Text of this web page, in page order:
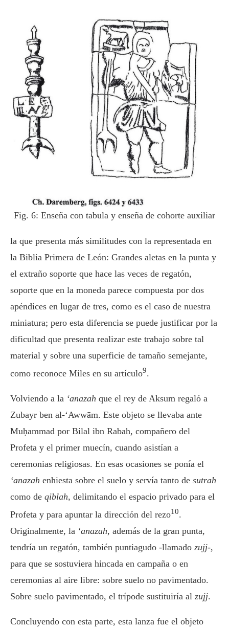
Fig. 6: Enseña con tabula y enseña de cohorte auxiliar
la que presenta más similitudes con la representada en
la Biblia Primera de León: Grandes aletas en la punta y
el extraño soporte que hace las veces de regatón,
soporte que en la moneda parece compuesta por dos
apéndices en lugar de tres, como es el caso de nuestra
miniatura; pero esta diferencia se puede justificar por la
dificultad que presenta realizar este trabajo sobre tal
material y sobre una superficie de tamaño semejante,
como reconoce Miles en su artículo9.
Volviendo a la ‘anazah que el rey de Aksum regaló a
Zubayr ben al-‘Awwām. Este objeto se llevaba ante
Muḥammad por Bilal ibn Rabah, compañero del
Profeta y el primer muecín, cuando asistían a
ceremonias religiosas. En esas ocasiones se ponía el
‘anazah enhiesta sobre el suelo y servía tanto de sutrah
como de qiblah, delimitando el espacio privado para el
Profeta y para apuntar la dirección del rezo10.
Originalmente, la ‘anazah, además de la gran punta,
tendría un regatón, también puntiagudo -llamado zujj-,
para que se sostuviera hincada en campaña o en
ceremonias al aire libre: sobre suelo no pavimentado.
Sobre suelo pavimentado, el trípode sustituiría al zujj.
Concluyendo con esta parte, esta lanza fue el objeto